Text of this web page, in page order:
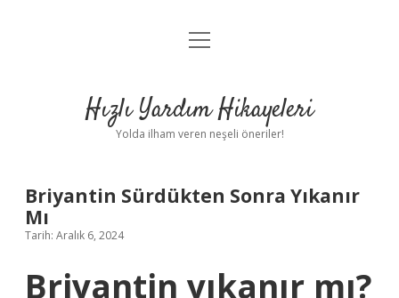
Anasayfa
Yasal Uyarı
menüyü
Hızlı Yardım Hikayeleri
Yolda ilham veren neşeli öneriler!
Briyantin Sürdükten Sonra Yıkanır
Mı
Tarih: Aralık 6, 2024
Briyantin yıkanır mı?